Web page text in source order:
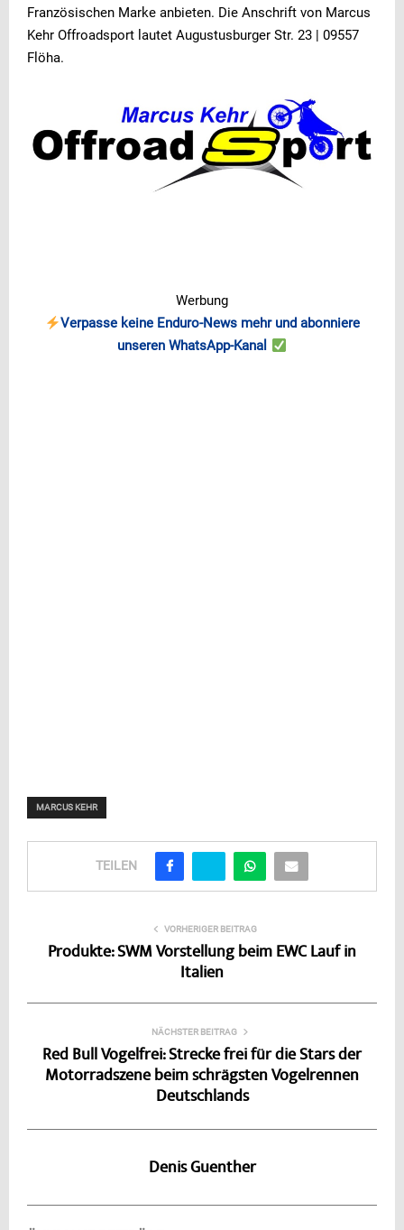
Französischen Marke anbieten. Die Anschrift von Marcus
Kehr Offroadsport lautet Augustusburger Str. 23 | 09557
Flöha.
Werbung
Verpasse keine Enduro-News mehr und abonniere
unseren WhatsApp-Kanal
MARCUS KEHR
TEILEN
VORHERIGER BEITRAG
Produkte: SWM Vorstellung beim EWC Lauf in
Italien
NÄCHSTER BEITRAG
Red Bull Vogelfrei: Strecke frei für die Stars der
Motorradszene beim schrägsten Vogelrennen
Deutschlands
Denis Guenther